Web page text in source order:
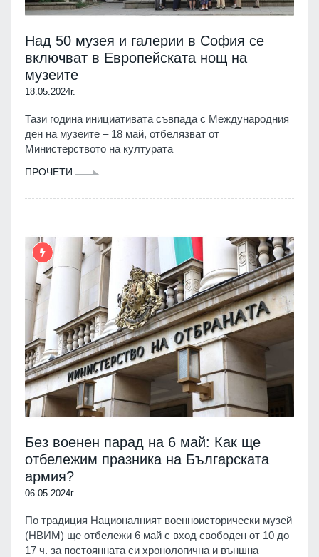
Над 50 музея и галерии в София се
включват в Европейската нощ на
музеите
18.05.2024г.
Тази година инициативата съвпада с Международния
ден на музеите – 18 май, отбелязват от
Министерството на културата
ПРОЧЕТИ
Без военен парад на 6 май: Как ще
отбележим празника на Българската
армия?
06.05.2024г.
По традиция Националният военноисторически музей
(НВИМ) ще отбележи 6 май с вход свободен от 10 до
17 ч. за постоянната си хронологична и външна